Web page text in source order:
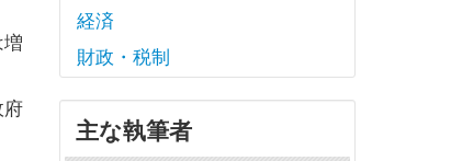
経済
財政・税制
主な執筆者